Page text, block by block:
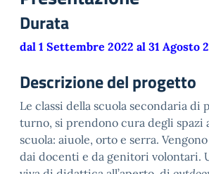
Durata
dal 1 Settembre 2022 al 31 Agosto
Descrizione del progetto
Le classi della scuola secondaria di
turno, si prendono cura degli spazi
scuola: aiuole, orto e serra.
dai docenti e da genitori volontari.